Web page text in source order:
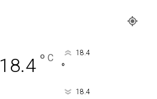
18.4 ° C 18.4
°
18.4